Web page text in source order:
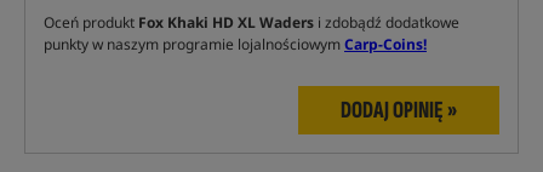
Oceń produkt Fox Khaki HD XL Waders i zdobądź dodatkowe
punkty w naszym programie lojalnościowymCarp-Coins!
DODAJ OPINIĘ »